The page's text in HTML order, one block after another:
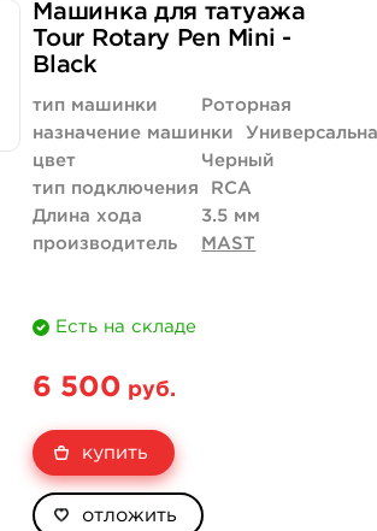
Машинка для татуажа
Tour Rotary Pen Mini -
Black
тип машинки
Роторная
назначение машинки
цвет
Черный
тип подключения
RCA
Длина хода
3.5 мм
производитель
MAST
Есть на складе
6 500 руб.
купить
отложить